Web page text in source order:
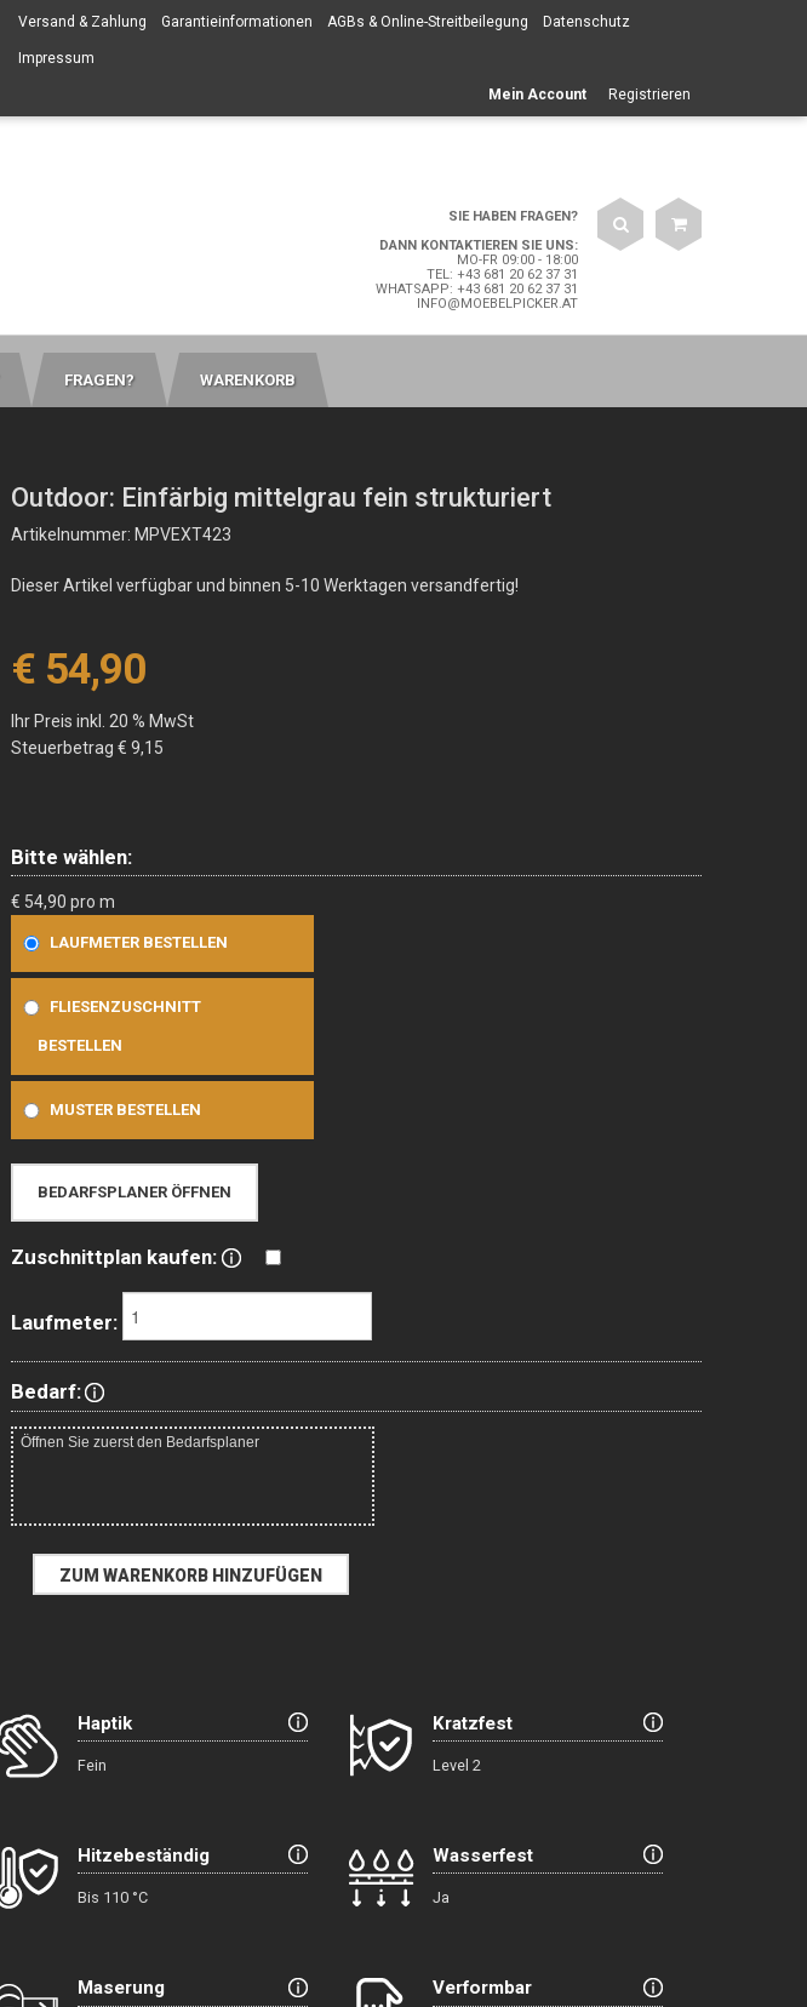
Versand & Zahlung Garantieinformationen AGBs & Online-Streitbeilegung Datenschutz
Impressum
Mein Account Registrieren
SIE HABEN FRAGEN?
DANN KONTAKTIEREN SIE UNS:
MO-FR 09:00 - 18:00
TEL: +43 681 20 62 37 31
WHATSAPP: +43 681 20 62 37 31
INFO@MOEBELPICKER.AT
FRAGEN? WARENKORB
Outdoor: Einfärbig mittelgrau fein strukturiert
Artikelnummer: MPVEXT423
Dieser Artikel verfügbar und binnen 5-10 Werktagen versandfertig!
€ 54,90
Ihr Preis inkl. 20 % MwSt
Steuerbetrag € 9,15
Bitte wählen:
€ 54,90 pro m
LAUFMETER BESTELLEN
FLIESENZUSCHNITT
BESTELLEN
MUSTER BESTELLEN
BEDARFSPLANER ÖFFNEN
Zuschnittplan kaufen:
Laufmeter:
Bedarf:
Haptik
Fein
Kratzfest
Level 2
Hitzebeständig
Bis 110 °C
Wasserfest
Ja
Maserung Verformbar